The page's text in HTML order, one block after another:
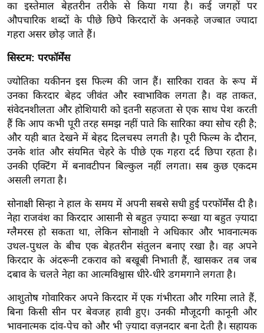
बॉ
ली
वु
ड
हॉ
ली
वु
ड
फि
ल्म
स
मी
क्षा
B
r
e
a
k
i
n
g
का इस्तेमाल बेहतरीन तरीके से किया गया है। कई जगहों पर
औपचारिक शब्दों के पीछे छिपे किरदारों के अनकहे जज्बात ज्यादा
गहरा असर छोड़ जाते हैं।
सिस्टम: परफॉर्मेंस
ज्योतिका यकीनन इस फिल्म की जान हैं। सारिका रावत के रूप में
उनका किरदार बेहद जीवंत और स्वाभाविक लगता है। वह ताकत,
संवेदनशीलता और होशियारी को इतनी सहजता से एक साथ पेश करती
हैं कि आप कभी पूरी तरह समझ नहीं पाते कि सारिका क्या सोच रही है;
और यही बात देखने में बेहद दिलचस्प लगती है। पूरी फिल्म के दौरान,
उनके शांत और संयमित चेहरे के पीछे एक गहरा दर्द छिपा रहता है।
उनकी एक्टिंग में बनावटीपन बिल्कुल नहीं लगता। सब कुछ एकदम
असली लगता है।
सोनाक्षी सिन्हा ने हाल के समय में अपनी सबसे सधी हुई परफॉर्मेंस दी है।
नेहा राजवंश का किरदार आसानी से बहुत ज़्यादा रूखा या बहुत ज़्यादा
ग्लैमरस हो सकता था, लेकिन सोनाक्षी ने अधिकार और भावनात्मक
उथल-पुथल के बीच एक बेहतरीन संतुलन बनाए रखा है। वह अपने
किरदार के अंदरूनी टकराव को बखूबी निभाती हैं, खासकर तब जब
दबाव के चलते नेहा का आत्मविश्वास धीरे-धीरे डगमगाने लगता है।
आशुतोष गोवारिकर अपने किरदार में एक गंभीरता और गरिमा लाते हैं,
बिना किसी सीन पर बेवजह हावी हुए। उनकी मौजूदगी कानूनी और
भावनात्मक दांव-पेच को और भी ज़्यादा वज़नदार बना देती है। सहायक